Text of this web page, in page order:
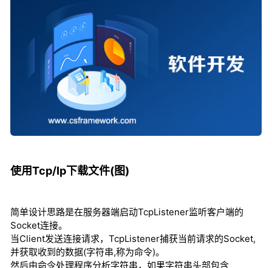
使用Tcp/Ip下载文件(图)
简单设计思路是在服务器端启动TcpListener监听客户端的
Socket连接。
当Client发送连接请求，TcpListener捕获当前请求的Socket,
并获取收到的数据(字符串,称为命令)。
然后由命令处理程序分析字符串，如果字符串头部包含